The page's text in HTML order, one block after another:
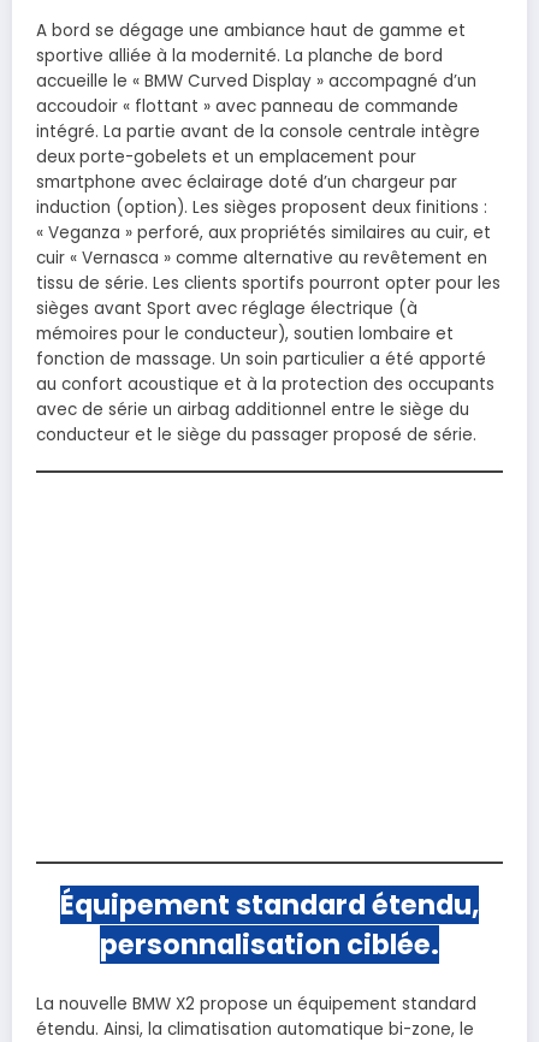
A bord se dégage une ambiance haut de gamme et
sportive alliée à la modernité. La planche de bord
accueille le « BMW Curved Display » accompagné d’un
accoudoir « flottant » avec panneau de commande
intégré. La partie avant de la console centrale intègre
deux porte-gobelets et un emplacement pour
smartphone avec éclairage doté d’un chargeur par
induction (option). Les sièges proposent deux finitions :
« Veganza » perforé, aux propriétés similaires au cuir, et
cuir « Vernasca » comme alternative au revêtement en
tissu de série. Les clients sportifs pourront opter pour les
sièges avant Sport avec réglage électrique (à
mémoires pour le conducteur), soutien lombaire et
fonction de massage. Un soin particulier a été apporté
au confort acoustique et à la protection des occupants
avec de série un airbag additionnel entre le siège du
conducteur et le siège du passager proposé de série.
Équipement standard étendu,
personnalisation ciblée.
La nouvelle BMW X2 propose un équipement standard
étendu. Ainsi, la climatisation automatique bi-zone, le